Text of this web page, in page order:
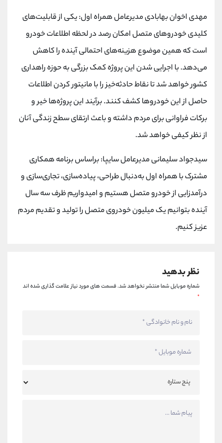
مهدی اخوان بهابادی مدیرعامل همراه اول: یکی از قابلیت‌های
کلیدی خودروهای متصل امکان رصد در لحظه اطلاعات خودرو
است که همین موضوع هزینه‌های احتمالی آینده را کاهش
می‌دهد. با اجرایی شدن این پروژه کمک بزرگی به حوزه راهداری
کشور خواهد شد تا نقاط حادثه‌خیز را با مانیتور کردن اطلاعات
حاصل از این خودروها کشف کنند. برآیند این پروژه‌ها خیر و
برکات فراوانی برای مردم داشته و باعث ارتقای سطح زندگی آنان
از نظر کیفی خواهد شد.
سیدجواد سلیمانی مدیرعامل سایپا: براساس برنامه همکاری
مشترک با همراه اول به‌دنبال طراحی، پیاده‌سازی، تجاری‌سازی و
درآمدزایی از خودرو متصل هستیم و امیدواریم ظرف سه سال
آینده بتوانیم یک میلیون خودروی متصل را تولید و تقدیم مردم
عزیز کنیم.
نظر بدهید
شماره موبایل شما منتشر نخواهد شد.قسمت های مورد نیاز علامت گذاری شده اند
*